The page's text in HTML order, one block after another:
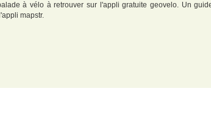
à vélo à retrouver sur l'appli gratuite geovelo. Un
mapstr.